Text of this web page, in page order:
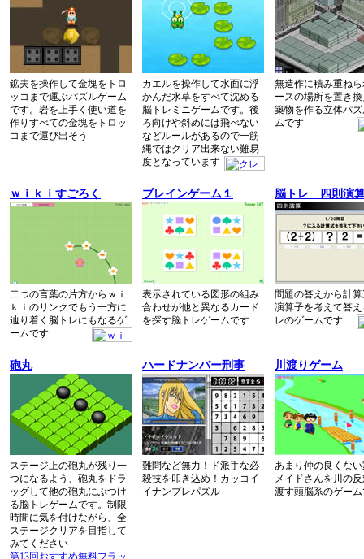
鉱夫を操作して金塊をトロ
ッコまで運ぶパズルゲーム
です。岩を上手く使い道を
作りすべての金塊をトロッ
コまで運び出そう
カエルを操作して水面に浮
かんだ水草をすべて沈める
脳トレミニゲームです。後
ろ向けや斜めには飛べない
などルールがあるので一筋
縄ではクリア出来ない難易
度となっています
無造作に積み重ね
ースの場所を置き
築物を作る立体パ
ムです
ｗｉｋｉすごろく
二つの言葉の片方からｗｉ
ｋｉのリンクでもう一方に
辿り着く脳トレにもなるゲ
ームです
ブレインゲーム１
表示されている図形の組み
合わせが他と異なるカード
を探す脳トレゲームです
脳トレ 四則演
問題の答えから計
演算子を考えて答
レのゲームです
砲丸
ステージ上の砲丸が残り一
つになるよう、砲丸をドラ
ッグして他の砲丸にぶつけ
る脳トレゲームです。制限
時間に気を付けながら、全
ステージクリアを目指して
みてください
第13回おすすめ無料フラッ
ハードナンバー刑事
難問など無力！ド派手な必
殺技を叩き込め！カッコイ
イナンプレパズル
川渡りゲーム
あまり仲の良くな
メイドさんを川の
渡す頭脳系のゲー